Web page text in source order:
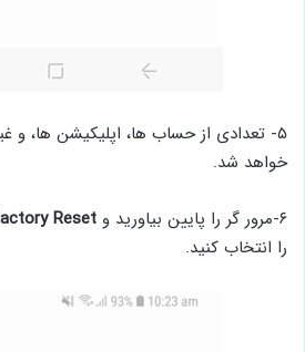
۵- تعدادی از حساب ها، اپلیکیشن ها، و
خواهد شد.
۶-مرور گر را پایین بیاورید و Reset
را انتخاب کنید.